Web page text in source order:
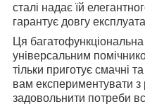
сталі надає їй
гарантує довгу
Ця
універсальним
тільки приготує смачні
вам експериментувати з
задовольнити потреби